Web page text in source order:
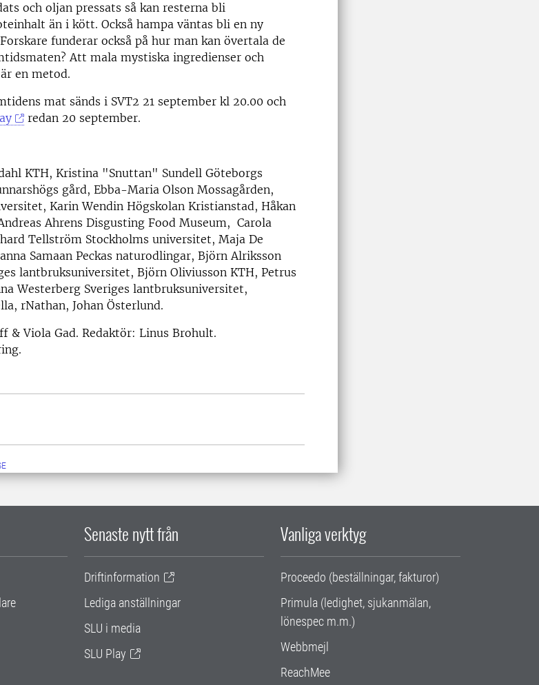
och oljan pressats så kan resterna bli
än i kött. Också hampa väntas bli en ny
funderar också på hur man kan övertala de
Att mala mystiska ingredienser och
en metod.
mat sänds i SVT2 21 september kl 20.00 och
redan 20 september.
KTH, Kristina "Snuttan" Sundell Göteborgs
gård, Ebba-Maria Olson Mossagården,
Karin Wendin Högskolan Kristianstad, Håkan
Ahrens Disgusting Food Museum, Carola
Tellström Stockholms universitet, Maja De
Samaan Peckas naturodlingar, Björn Alriksson
lantbruksuniversitet, Björn Oliviusson KTH, Petrus
Westerberg Sveriges lantbruksuniversitet,
rNathan, Johan Österlund.
& Viola Gad. Redaktör: Linus Brohult.
Senaste nytt från
Driftinformation
Lediga anställningar
SLU i media
SLU Play
Vanliga verktyg
Proceedo (beställningar, fakturor)
Primula (ledighet, sjukanmälan,
lönespec m.m.)
Webbmejl
ReachMee